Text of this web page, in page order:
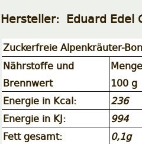
Hersteller: Eduard Edel
Zuckerfreie Alpenkräuter-
Nährstoffe und
Brennwert
100 g
Energie in Kcal:
236
Energie in KJ:
994
Fett gesamt:
0,1g